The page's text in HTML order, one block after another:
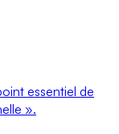
essentiel de
».